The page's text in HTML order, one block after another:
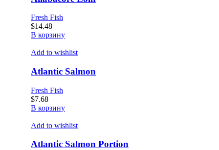
Fresh Fish
$14.48
В корзину
Add to wishlist
Atlantic Salmon
Fresh Fish
$7.68
В корзину
Add to wishlist
Atlantic Salmon Portion